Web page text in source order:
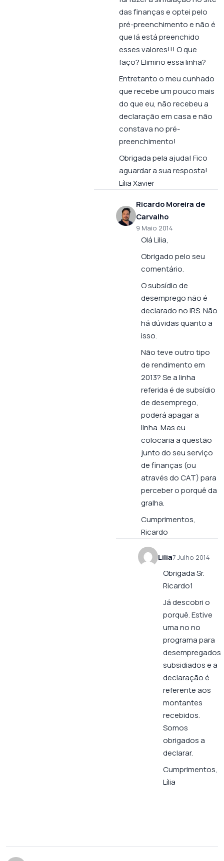
das finanças e optei pelo
pré-preenchimento e não é
que lá está preenchido
esses valores!!! O que
faço? Elimino essa linha?
Entretanto o meu cunhado
que recebe um pouco mais
do que eu, não recebeu a
declaração em casa e não
constava no pré-
preenchimento!
Obrigada pela ajuda! Fico
aguardar a sua resposta!
Lília Xavier
Ricardo Moreira de
Carvalho
9 Maio 2014
Olá Lilia,
Obrigado pelo seu
comentário.
O subsídio de
desemprego não é
declarado no IRS. Não
há dúvidas quanto a
isso.
Não teve outro tipo
de rendimento em
2013? Se a linha
referida é de subsídio
de desemprego,
poderá apagar a
linha. Mas eu
colocaria a questão
junto do seu serviço
de finanças (ou
através do CAT) para
perceber o porquê da
gralha.
Cumprimentos,
Ricardo
Lilia7 Julho 2014
Obrigada Sr.
Ricardo1
Já descobri o
porquê. Estive
uma no no
programa para
desempregados
subsidiados e a
declaração é
referente aos
montantes
recebidos.
Somos
obrigados a
declarar.
Cumprimentos,
Lília